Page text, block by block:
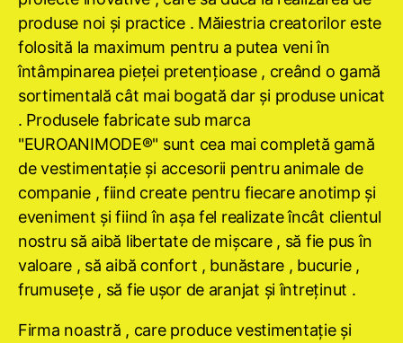
produse noi şi practice . Măiestria creatorilor este
folosită la maximum pentru a putea veni în
întâmpinarea pieţei pretenţioase , creând o gamă
sortimentală cât mai bogată dar şi produse unicat
. Produsele fabricate sub marca
"EUROANIMODE®" sunt cea mai completă gamă
de vestimentaţie şi accesorii pentru animale de
companie , fiind create pentru fiecare anotimp şi
eveniment şi fiind în aşa fel realizate încât clientul
nostru să aibă libertate de mişcare , să fie pus în
valoare , să aibă confort , bunăstare , bucurie ,
frumuseţe , să fie uşor de aranjat şi întreţinut .
Firma noastră , care produce vestimentaţie şi